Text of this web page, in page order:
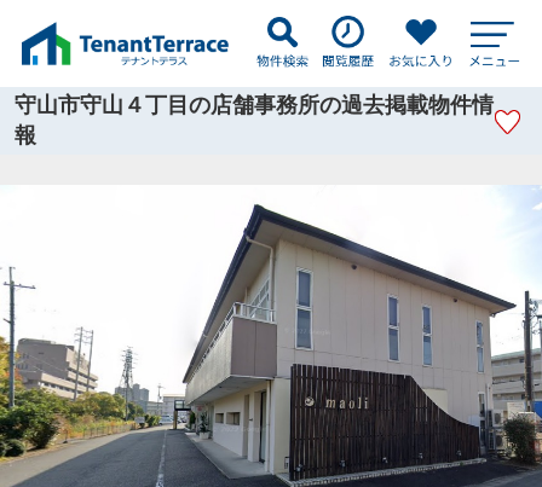
守山市守山４丁目の店舗事務所の過去掲載物件情
報